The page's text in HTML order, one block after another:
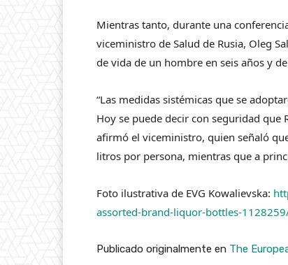
Mientras tanto, durante una
viceministro de Salud de Rusia, Oleg
de vida de un hombre en seis años y
“Las medidas sistémicas que se
Hoy se puede decir con seguridad que
afirmó el viceministro, quien señaló
litros por persona, mientras que a
Foto ilustrativa de EVG Kowalievska:
assorted-brand-liquor-bottles-
Publicado originalmente en The